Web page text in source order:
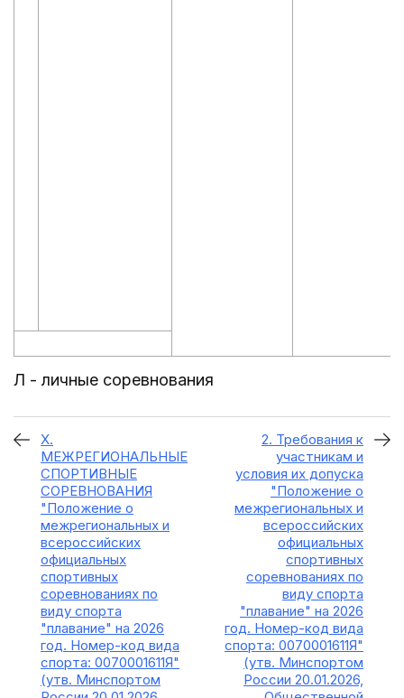
Л - личные соревнования
X.
МЕЖРЕГИОНАЛЬНЫЕ
СПОРТИВНЫЕ
СОРЕВНОВАНИЯ
"Положение о
межрегиональных и
всероссийских
официальных
спортивных
соревнованиях по
виду спорта
"плавание" на 2026
год. Номер-код вида
спорта: 0070001611Я"
(утв. Минспортом
2. Требования к
участникам и
условия их допуска
"Положение о
межрегиональных и
всероссийских
официальных
спортивных
соревнованиях по
виду спорта
"плавание" на 2026
год. Номер-код вида
спорта: 0070001611Я"
(утв. Минспортом
России 20.01.2026,